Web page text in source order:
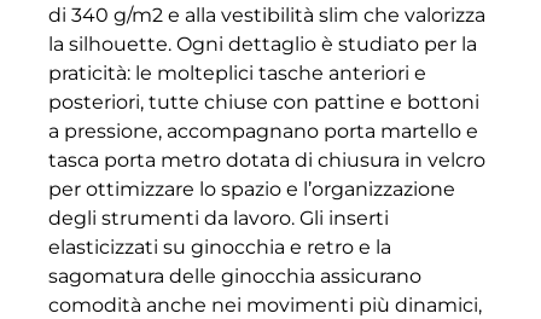
di 340 g/m2 e alla vestibilità slim che valorizza
la silhouette. Ogni dettaglio è studiato per la
praticità: le molteplici tasche anteriori e
posteriori, tutte chiuse con pattine e bottoni
a pressione, accompagnano porta martello e
tasca porta metro dotata di chiusura in velcro
per ottimizzare lo spazio e l’organizzazione
degli strumenti da lavoro. Gli inserti
elasticizzati su ginocchia e retro e la
sagomatura delle ginocchia assicurano
comodità anche nei movimenti più dinamici,